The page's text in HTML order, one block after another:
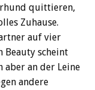
quittieren,
Zuhause.
auf vier
Beauty scheint
aber an der Leine
andere